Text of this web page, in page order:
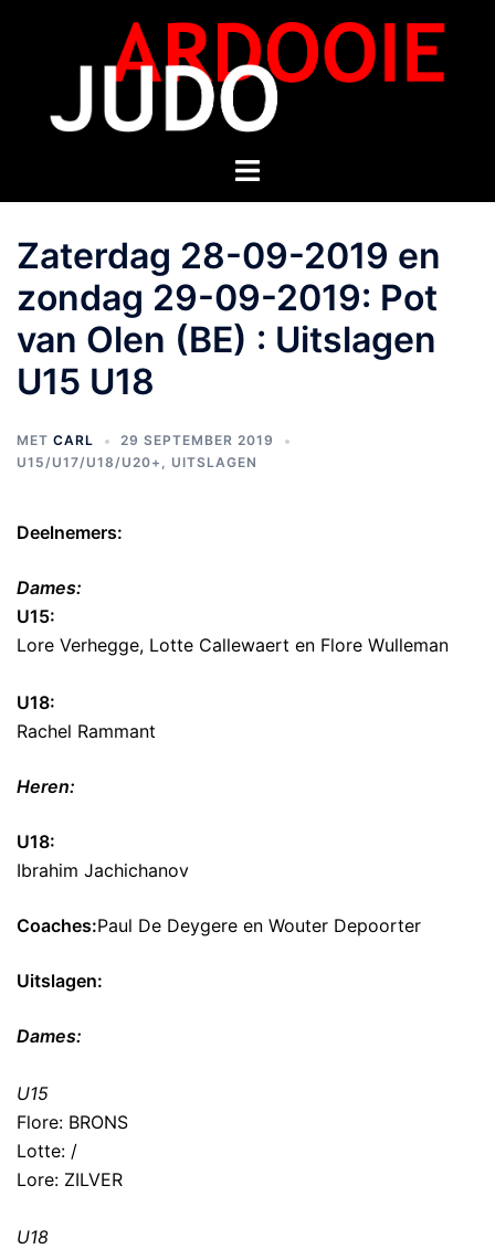
Zaterdag 28-09-2019 en
zondag 29-09-2019: Pot
van Olen (BE) : Uitslagen
U15 U18
MET CARL
29 SEPTEMBER 2019
U15/U17/U18/U20+ , UITSLAGEN
Deelnemers:
Dames:
U15:
Lore Verhegge, Lotte Callewaert en Flore Wulleman
U18:
Rachel Rammant
Heren:
U18:
Ibrahim Jachichanov
Coaches:Paul De Deygere en Wouter Depoorter
Uitslagen:
Dames:
U15
Flore: BRONS
Lotte: /
Lore: ZILVER
U18